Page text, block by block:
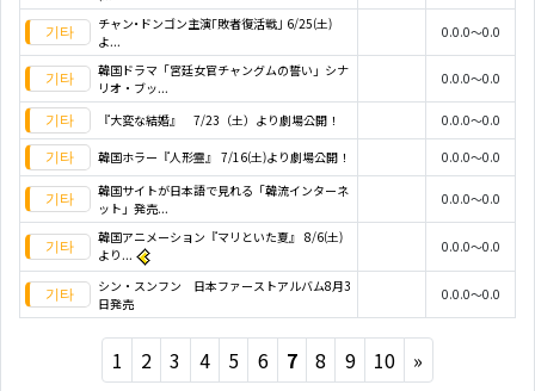
チャン･ドンゴン主演｢敗者復活戦｣ 6/25(土)
よ...
0.0.0～0.0
韓国ドラマ「宮廷女官チャングムの誓い」シナ
リオ・ブッ...
0.0.0～0.0
『大変な結婚』 7/23（土）より劇場公開！ 0.0.0～0.0
韓国ホラー『人形霊』 7/16(土)より劇場公開！
0.0.0～0.0
韓国サイトが日本語で見れる「韓流インターネ
ット」発売...
0.0.0～0.0
韓国アニメーション『マリといた夏』 8/6(土)
より...
0.0.0～0.0
シン・スンフン 日本ファーストアルバム8月3
日発売
0.0.0～0.0
1 2 3 4 5 6 7 8 9 10 »